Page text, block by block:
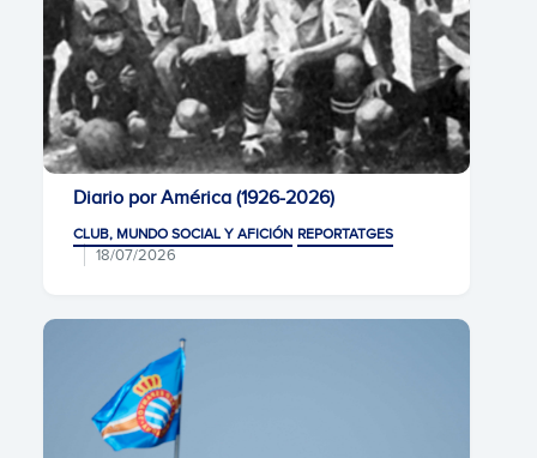
Diario por América (1926-2026)
CLUB, MUNDO SOCIAL Y AFICIÓN REPORTATGES
18/07/2026